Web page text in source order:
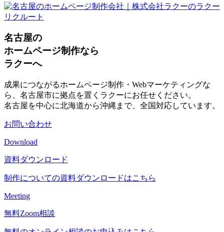
名古屋の
ホームページ制作なら
ラクーへ
成果につながるホームページ制作・Webマーケティングな
ら、名古屋市に拠点を置くラクーにお任せください。
名古屋を中心に北海道から沖縄まで、全国対応しています。
お問い合わせ
Download
資料ダウンロード
制作についての資料ダウンロードはこちら
Meeting
無料Zoom相談